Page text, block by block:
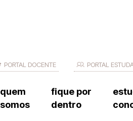
PORTAL DOCENTE PORTAL
quem
somos
fique por
dentro